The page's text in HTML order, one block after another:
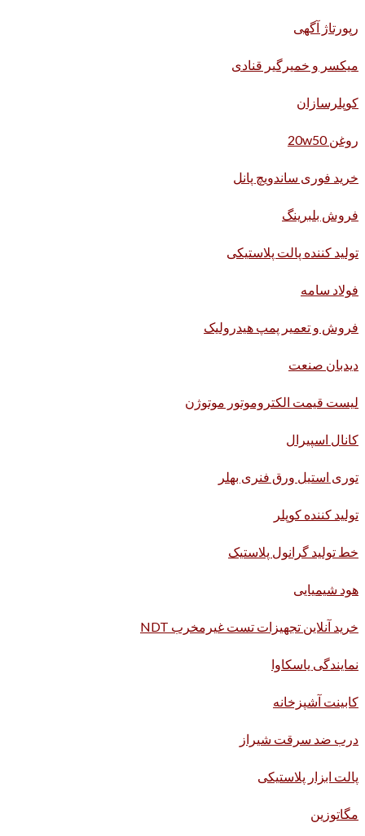
رپورتاژ آگهی
میکسر و خمیرگیر قنادی
کوپلرسازان
روغن 20w50
خرید فوری ساندویچ پانل
فروش بلبرینگ
تولید کننده پالت پلاستیکی
فولاد سامه
فروش و تعمیر پمپ هیدرولیک
دیدبان صنعت
لیست قیمت الکتروموتور موتوژن
کانال اسپیرال
توری استیل ورق فنری بهلر
تولید کننده کوپلر
خط تولید گرانول پلاستیک
هود شیمیایی
خرید آنلاین تجهیزات تست غیرمخرب NDT
نمایندگی یاسکاوا
کابینت آشپزخانه
درب ضد سرقت شیراز
پالت ابزار پلاستیکی
مگاتوزین